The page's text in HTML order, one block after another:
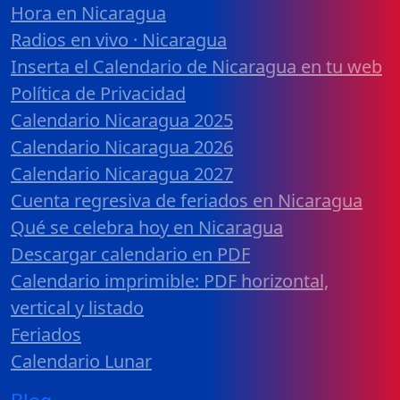
Hora en Nicaragua
Radios en vivo · Nicaragua
Inserta el Calendario de Nicaragua en tu web
Política de Privacidad
Calendario Nicaragua 2025
Calendario Nicaragua 2026
Calendario Nicaragua 2027
Cuenta regresiva de feriados en Nicaragua
Qué se celebra hoy en Nicaragua
Descargar calendario en PDF
Calendario imprimible: PDF horizontal,
vertical y listado
Feriados
Calendario Lunar